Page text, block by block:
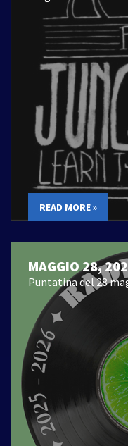
READ MORE »
MAGGIO 28,
Puntatina del 28